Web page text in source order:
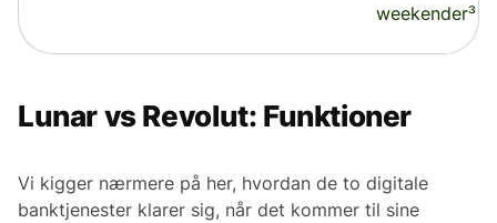
weekender³
Lunar vs Revolut: Funktioner
Vi kigger nærmere på her, hvordan de to digitale
banktjenester klarer sig, når det kommer til sine